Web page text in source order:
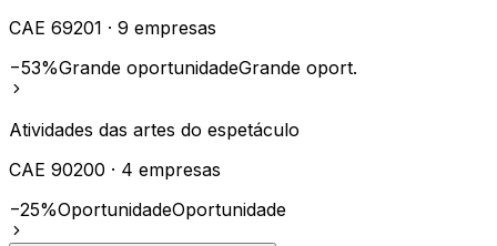
CAE 69201 · 9 empresas
−53%Grande oportunidadeGrande oport.
Atividades das artes do espetáculo
CAE 90200 · 4 empresas
−25%OportunidadeOportunidade